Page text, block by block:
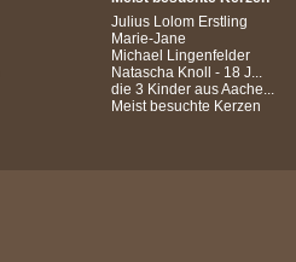
Julius Lolom Erstling
Marie-Jane
Michael Lingenfelder
Natascha Knoll - 18 J...
die 3 Kinder aus Aache...
Meist besuchte Kerzen